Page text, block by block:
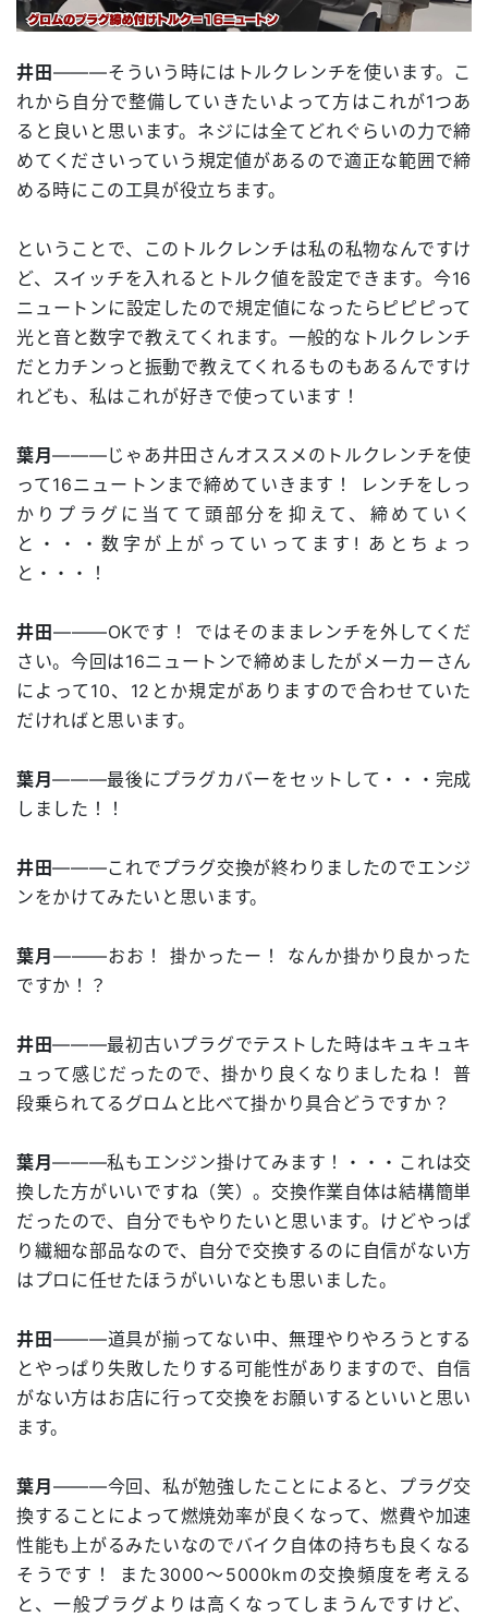
井田―――そういう時にはトルクレンチを使います。こ
れから自分で整備していきたいよって方はこれが1つあ
ると良いと思います。ネジには全てどれぐらいの力で締
めてくださいっていう規定値があるので適正な範囲で締
める時にこの工具が役立ちます。
ということで、このトルクレンチは私の私物なんですけ
ど、スイッチを入れるとトルク値を設定できます。今16
ニュートンに設定したので規定値になったらピピピって
光と音と数字で教えてくれます。一般的なトルクレンチ
だとカチンっと振動で教えてくれるものもあるんですけ
れども、私はこれが好きで使っています！
葉月―――じゃあ井田さんオススメのトルクレンチを使
って16ニュートンまで締めていきます！ レンチをしっ
かりプラグに当てて頭部分を抑えて、締めていく
と・・・数字が上がっていってます! あとちょっ
と・・・！
井田―――OKです！ ではそのままレンチを外してくだ
さい。今回は16ニュートンで締めましたがメーカーさん
によって10、12とか規定がありますので合わせていた
だければと思います。
葉月―――最後にプラグカバーをセットして・・・完成
しました！！
井田―――これでプラグ交換が終わりましたのでエンジ
ンをかけてみたいと思います。
葉月 ―――おお！ 掛かったー！ なんか掛かり良かった
ですか！？
井田―――最初古いプラグでテストした時はキュキュキ
ュって感じだったので、掛かり良くなりましたね！ 普
段乗られてるグロムと比べて掛かり具合どうですか？
葉月―――私もエンジン掛けてみます！・・・これは交
換した方がいいですね（笑）。交換作業自体は結構簡単
だったので、自分でもやりたいと思います。けどやっぱ
り繊細な部品なので、自分で交換するのに自信がない方
はプロに任せたほうがいいなとも思いました。
井田―――道具が揃ってない中、無理やりやろうとする
とやっぱり失敗したりする可能性がありますので、自信
がない方はお店に行って交換をお願いするといいと思い
ます。
葉月 ―――今回、私が勉強したことによると、プラグ交
換することによって燃焼効率が良くなって、燃費や加速
性能も上がるみたいなのでバイク自体の持ちも良くなる
そうです！ また3000～5000kmの交換頻度を考える
と、一般プラグよりは高くなってしまうんですけど、